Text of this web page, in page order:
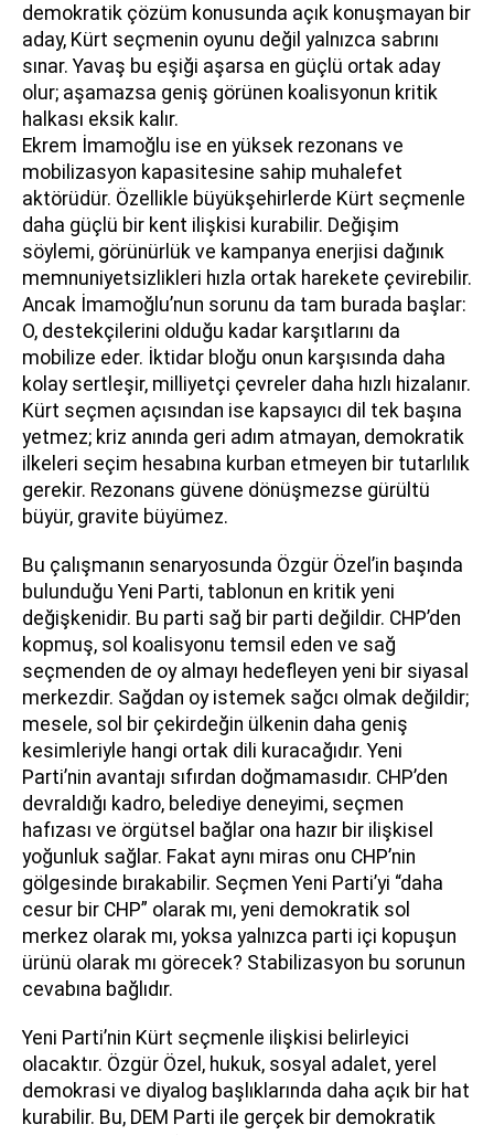
demokratik çözüm konusunda açık konuşmayan bir
aday, Kürt seçmenin oyunu değil yalnızca sabrını
sınar. Yavaş bu eşiği aşarsa en güçlü ortak aday
olur; aşamazsa geniş görünen koalisyonun kritik
halkası eksik kalır.
Ekrem İmamoğlu ise en yüksek rezonans ve
mobilizasyon kapasitesine sahip muhalefet
aktörüdür. Özellikle büyükşehirlerde Kürt seçmenle
daha güçlü bir kent ilişkisi kurabilir. Değişim
söylemi, görünürlük ve kampanya enerjisi dağınık
memnuniyetsizlikleri hızla ortak harekete çevirebilir.
Ancak İmamoğlu’nun sorunu da tam burada başlar:
O, destekçilerini olduğu kadar karşıtlarını da
mobilize eder. İktidar bloğu onun karşısında daha
kolay sertleşir, milliyetçi çevreler daha hızlı hizalanır.
Kürt seçmen açısından ise kapsayıcı dil tek başına
yetmez; kriz anında geri adım atmayan, demokratik
ilkeleri seçim hesabına kurban etmeyen bir tutarlılık
gerekir. Rezonans güvene dönüşmezse gürültü
büyür, gravite büyümez.
Bu çalışmanın senaryosunda Özgür Özel’in başında
bulunduğu Yeni Parti, tablonun en kritik yeni
değişkenidir. Bu parti sağ bir parti değildir. CHP’den
kopmuş, sol koalisyonu temsil eden ve sağ
seçmenden de oy almayı hedefleyen yeni bir siyasal
merkezdir. Sağdan oy istemek sağcı olmak değildir;
mesele, sol bir çekirdeğin ülkenin daha geniş
kesimleriyle hangi ortak dili kuracağıdır. Yeni
Parti’nin avantajı sıfırdan doğmamasıdır. CHP’den
devraldığı kadro, belediye deneyimi, seçmen
hafızası ve örgütsel bağlar ona hazır bir ilişkisel
yoğunluk sağlar. Fakat aynı miras onu CHP’nin
gölgesinde bırakabilir. Seçmen Yeni Parti’yi “daha
cesur bir CHP” olarak mı, yeni demokratik sol
merkez olarak mı, yoksa yalnızca parti içi kopuşun
ürünü olarak mı görecek? Stabilizasyon bu sorunun
cevabına bağlıdır.
Yeni Parti’nin Kürt seçmenle ilişkisi belirleyici
olacaktır. Özgür Özel, hukuk, sosyal adalet, yerel
demokrasi ve diyalog başlıklarında daha açık bir hat
kurabilir. Bu, DEM Parti ile gerçek bir demokratik